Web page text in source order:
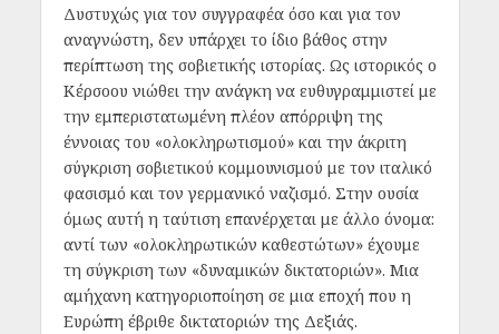
Δυστυχώς για τον συγγραφέα όσο και για τον
αναγνώστη, δεν υπάρχει το ίδιο βάθος στην
περίπτωση της σοβιετικής ιστορίας. Ως ιστορικός ο
Κέρσοου νιώθει την ανάγκη να ευθυγραμμιστεί με
την εμπεριστατωμένη πλέον απόρριψη της
έννοιας του «ολοκληρωτισμού» και την άκριτη
σύγκριση σοβιετικού κομμουνισμού με τον ιταλικό
φασισμό και τον γερμανικό ναζισμό. Στην ουσία
όμως αυτή η ταύτιση επανέρχεται με άλλο όνομα:
αντί των «ολοκληρωτικών καθεστώτων» έχουμε
τη σύγκριση των «δυναμικών δικτατοριών». Μια
αμήχανη κατηγοριοποίηση σε μια εποχή που η
Ευρώπη έβριθε δικτατοριών της Δεξιάς.